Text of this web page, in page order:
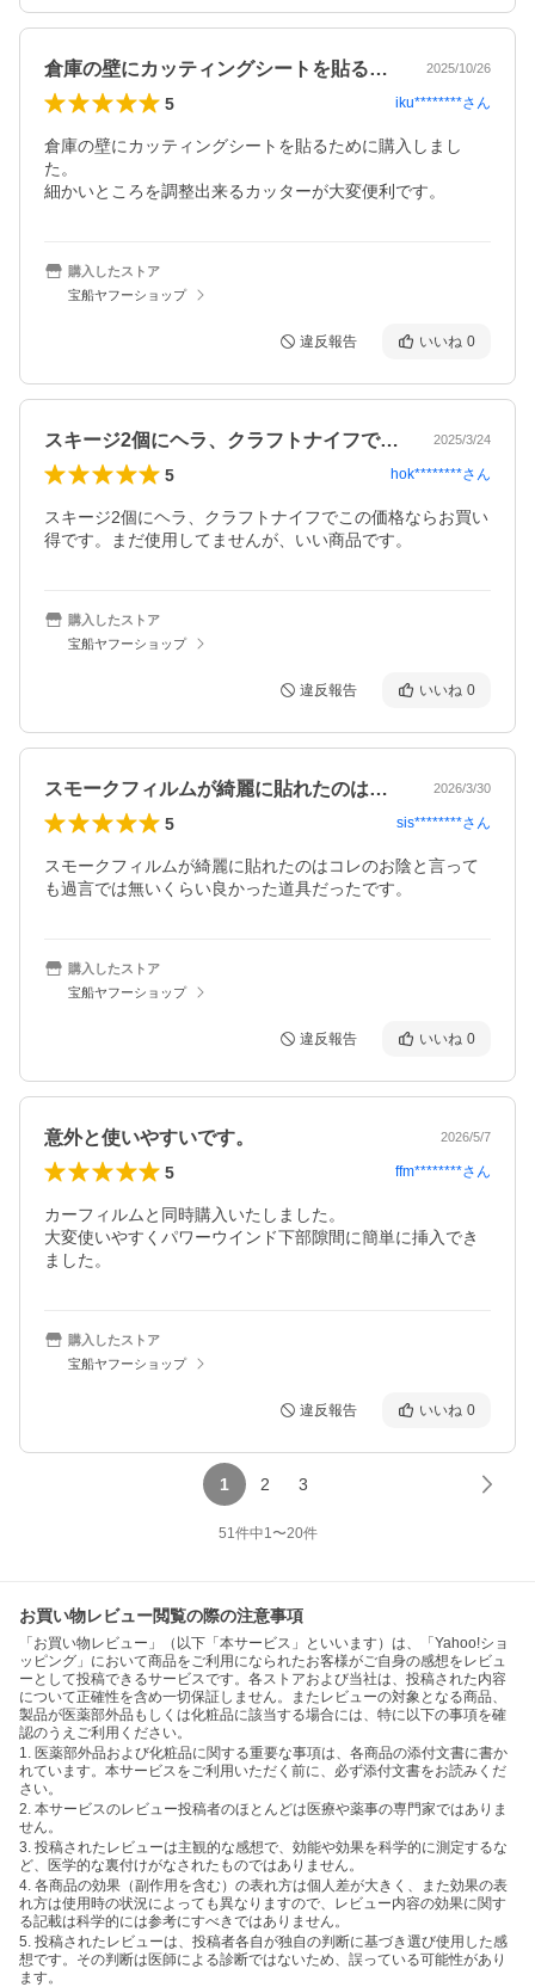
倉庫の壁にカッティングシートを貼るため… 2025/10/26
5 iku********さん
倉庫の壁にカッティングシートを貼るために購入しまし
た。
細かいところを調整出来るカッターが大変便利です。
購入したストア
宝船ヤフーショップ
違反報告 いいね 0
スキージ2個にヘラ、クラフトナイフでこ… 2025/3/24
5 hok********さん
スキージ2個にヘラ、クラフトナイフでこの価格ならお買い
得です。まだ使用してませんが、いい商品です。
購入したストア
宝船ヤフーショップ
違反報告 いいね 0
スモークフィルムが綺麗に貼れたのはコレ… 2026/3/30
5 sis********さん
スモークフィルムが綺麗に貼れたのはコレのお陰と言って
も過言では無いくらい良かった道具だったです。
購入したストア
宝船ヤフーショップ
違反報告 いいね 0
意外と使いやすいです。 2026/5/7
5 ffm********さん
カーフィルムと同時購入いたしました。
大変使いやすくパワーウインド下部隙間に簡単に挿入でき
ました。
購入したストア
宝船ヤフーショップ
違反報告 いいね 0
1 2 3
51件中1〜20件
お買い物レビュー閲覧の際の注意事項
「お買い物レビュー」（以下「本サービス」といいます）は、「Yahoo!ショ
ッピング」において商品をご利用になられたお客様がご自身の感想をレビュ
ーとして投稿できるサービスです。各ストアおよび当社は、投稿された内容
について正確性を含め一切保証しません。またレビューの対象となる商品、
製品が医薬部外品もしくは化粧品に該当する場合には、特に以下の事項を確
認のうえご利用ください。
1. 医薬部外品および化粧品に関する重要な事項は、各商品の添付文書に書か
れています。本サービスをご利用いただく前に、必ず添付文書をお読みくだ
さい。
2. 本サービスのレビュー投稿者のほとんどは医療や薬事の専門家ではありま
せん。
3. 投稿されたレビューは主観的な感想で、効能や効果を科学的に測定するな
ど、医学的な裏付けがなされたものではありません。
4. 各商品の効果（副作用を含む）の表れ方は個人差が大きく、また効果の表
れ方は使用時の状況によっても異なりますので、レビュー内容の効果に関す
る記載は科学的には参考にすべきではありません。
5. 投稿されたレビューは、投稿者各自が独自の判断に基づき選び使用した感
想です。その判断は医師による診断ではないため、誤っている可能性があり
ます。